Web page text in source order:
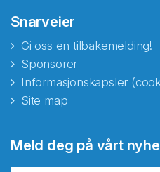
Snarveier
Gi oss en tilbakemelding!
Sponsorer
Informasjonskapsler
Site map
Meld deg på vårt